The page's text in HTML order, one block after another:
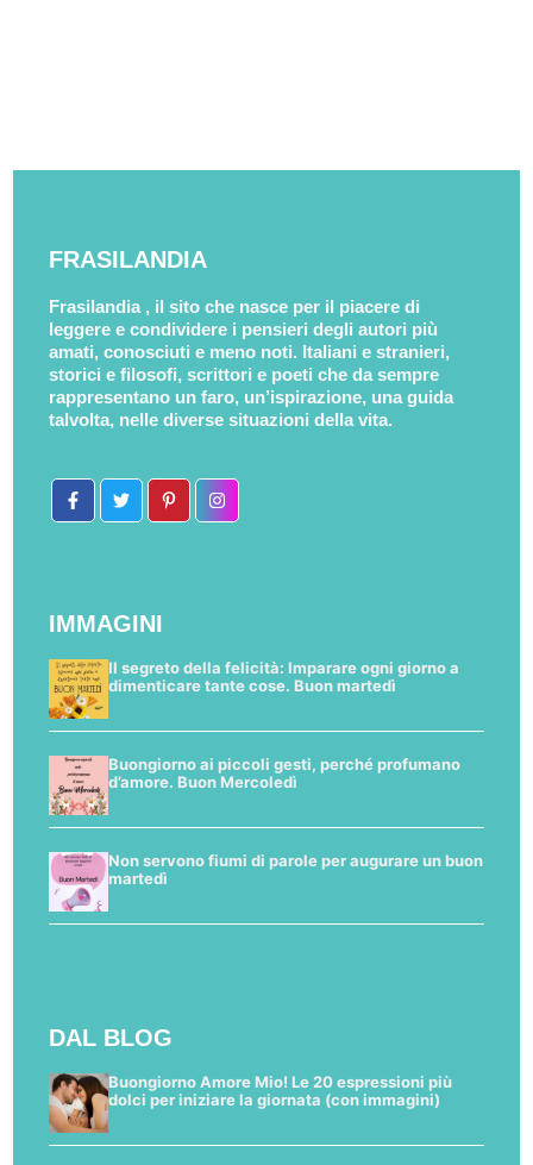
FRASILANDIA
Frasilandia , il sito che nasce per il piacere di
leggere e condividere i pensieri degli autori più
amati, conosciuti e meno noti. Italiani e stranieri,
storici e filosofi, scrittori e poeti che da sempre
rappresentano un faro, un’ispirazione, una guida
talvolta, nelle diverse situazioni della vita.
IMMAGINI
Il segreto della felicità: Imparare ogni giorno a
dimenticare tante cose. Buon martedì
Buongiorno ai piccoli gesti, perché profumano
d’amore. Buon Mercoledì
Non servono fiumi di parole per augurare un buon
martedì
DAL BLOG
Buongiorno Amore Mio! Le 20 espressioni più
dolci per iniziare la giornata (con immagini)